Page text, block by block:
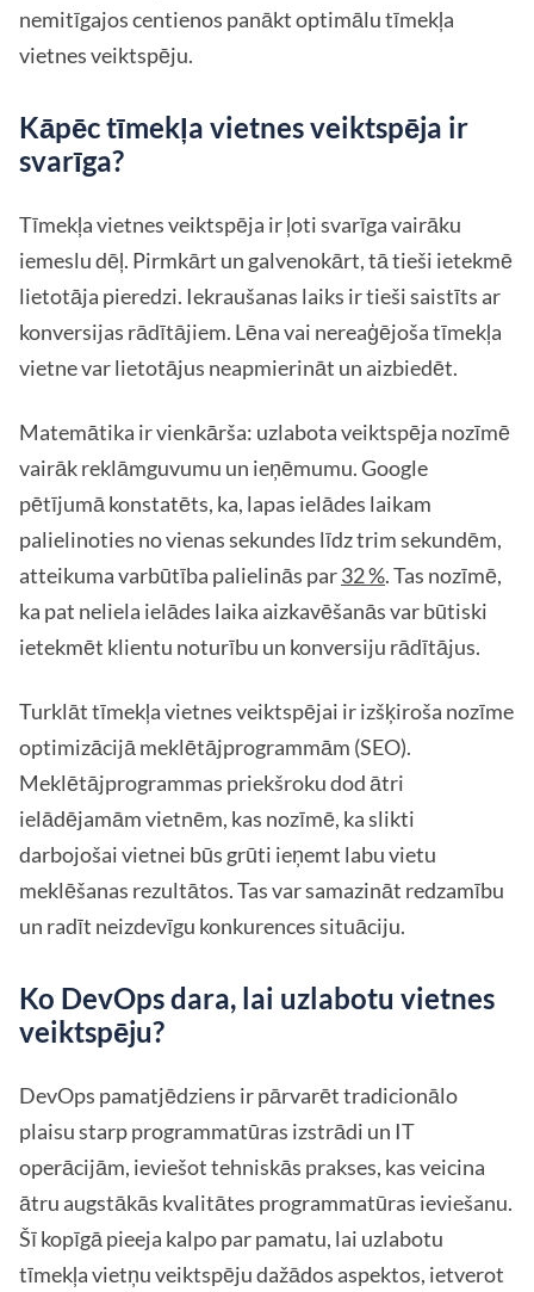
nemitīgajos centienos panākt optimālu tīmekļa
vietnes veiktspēju.
Kāpēc tīmekļa vietnes veiktspēja ir
svarīga?
Tīmekļa vietnes veiktspēja ir ļoti svarīga vairāku
iemeslu dēļ. Pirmkārt un galvenokārt, tā tieši ietekmē
lietotāja pieredzi. Iekraušanas laiks ir tieši saistīts ar
konversijas rādītājiem. Lēna vai nereaģējoša tīmekļa
vietne var lietotājus neapmierināt un aizbiedēt.
Matemātika ir vienkārša: uzlabota veiktspēja nozīmē
vairāk reklāmguvumu un ieņēmumu. Google
pētījumā konstatēts, ka, lapas ielādes laikam
palielinoties no vienas sekundes līdz trim sekundēm,
atteikuma varbūtība palielinās par32 %. Tas nozīmē,
ka pat neliela ielādes laika aizkavēšanās var būtiski
ietekmēt klientu noturību un konversiju rādītājus.
Turklāt tīmekļa vietnes veiktspējai ir izšķiroša nozīme
optimizācijā meklētājprogrammām (SEO).
Meklētājprogrammas priekšroku dod ātri
ielādējamām vietnēm, kas nozīmē, ka slikti
darbojošai vietnei būs grūti ieņemt labu vietu
meklēšanas rezultātos. Tas var samazināt redzamību
un radīt neizdevīgu konkurences situāciju.
Ko DevOps dara, lai uzlabotu vietnes
veiktspēju?
DevOps pamatjēdziens ir pārvarēt tradicionālo
plaisu starp programmatūras izstrādi un IT
operācijām, ieviešot tehniskās prakses, kas veicina
ātru augstākās kvalitātes programmatūras ieviešanu.
Šī kopīgā pieeja kalpo par pamatu, lai uzlabotu
tīmekļa vietņu veiktspēju dažādos aspektos, ietverot